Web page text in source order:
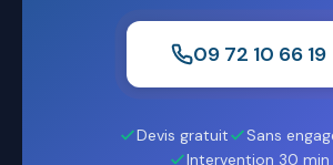
09 72 10 66 19
Devis gratuit
Sans
Intervention 30 min